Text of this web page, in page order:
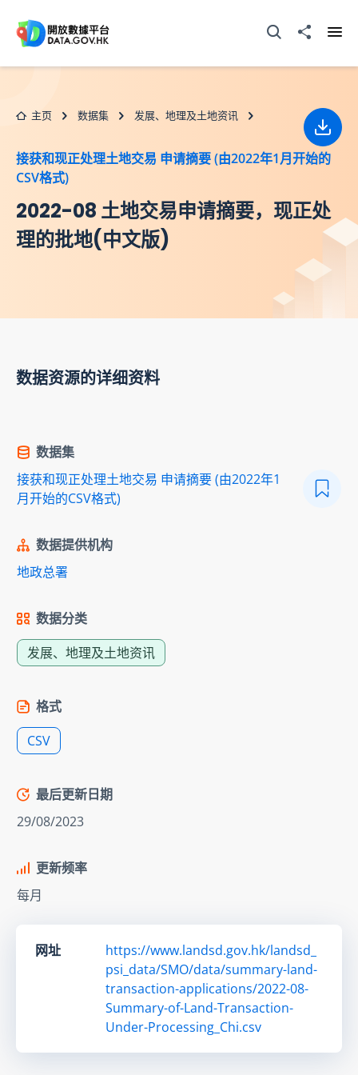
打开搜寻器分享至
主页 数据集 发展、地理及土地资讯
接获和现正处理土地交易 申请摘要 (由2022年1月开始的
CSV格式)
2022-08 土地交易申请摘要，现正处
理的批地(中文版)
下载
数据资源的详细资料
数据集
接获和现正处理土地交易 申请摘要 (由2022年1
月开始的CSV格式)
数据提供机构
地政总署
数据分类
发展、地理及土地资讯
格式
CSV
最后更新日期
29/08/2023
更新频率
每月
网址
https://www.landsd.gov.hk/landsd_
psi_data/SMO/data/summary-land-
transaction-applications/2022-08-
Summary-of-Land-Transaction-
Under-Processing_Chi.csv